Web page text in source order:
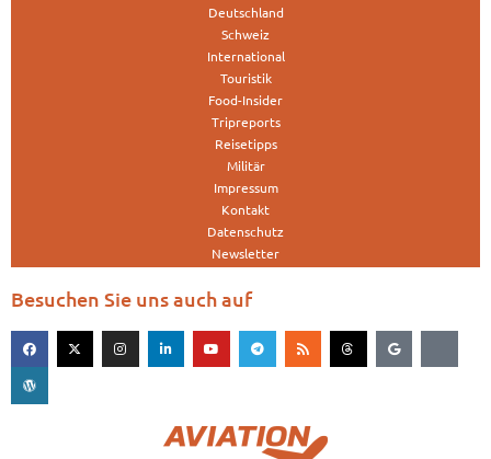
Deutschland
Schweiz
International
Touristik
Food-Insider
Tripreports
Reisetipps
Militär
Impressum
Kontakt
Datenschutz
Newsletter
Besuchen Sie uns auch auf